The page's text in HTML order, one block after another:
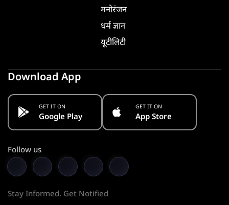
मनोरंजन
धर्म ज्ञान
यूटीलिटी
Download App
GET IT ON
Google Play
GET IT ON
App Store
Follow us
Stay Informed. Get Notified